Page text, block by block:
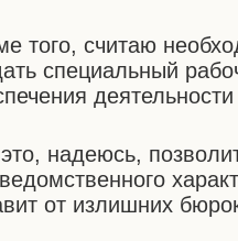
того, считаю
специальный
надеюсь,
от излишних